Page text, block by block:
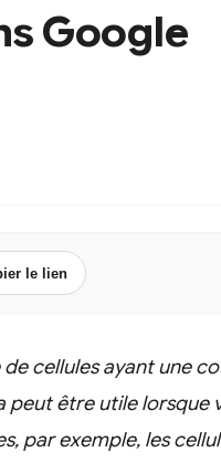
Google
le lien
cellules ayant une
peut être utile lorsque
par exemple, les